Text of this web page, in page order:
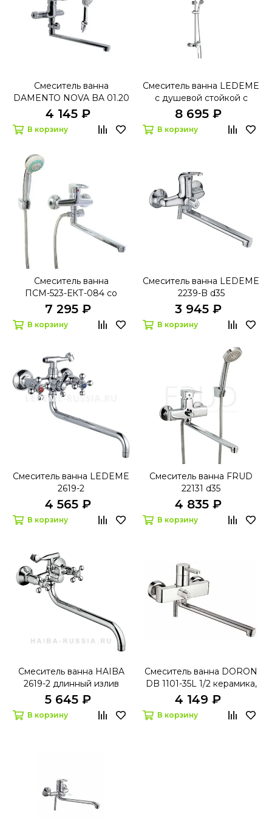
Смеситель ванна
DAMENTO NOVA BA 01.20
4 145 ₽
В корзину
Смеситель ванна LEDEME
с душевой стойкой с
тропич. душем 2409 d-40
8 695 ₽
В корзину
Смеситель ванна
ПСМ-523-ЕКТ-084 со
стойкой МОСКВА D40
7 295 ₽
В корзину
Смеситель ванна LEDEME
2239-B d35
3 945 ₽
В корзину
Смеситель ванна LEDEME
2619-2
4 565 ₽
В корзину
Смеситель ванна FRUD
22131 d35
4 835 ₽
В корзину
Смеситель ванна HAIBA
2619-2 длинный излив
5 645 ₽
В корзину
Смеситель ванна DORON
DB 1101-35L 1/2 керамика,
хром, излив 350 мм, лейка
4 149 ₽
В корзину